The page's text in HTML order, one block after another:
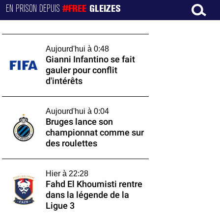
EN PRISON DEPUIS#FREE GLEIZES
Aujourd'hui à 0:48
Gianni Infantino se fait
gauler pour conflit
d'intérêts
Aujourd'hui à 0:04
Bruges lance son
championnat comme sur
des roulettes
Hier à 22:28
Fahd El Khoumisti rentre
dans la légende de la
Ligue 3